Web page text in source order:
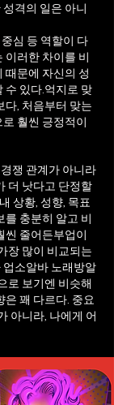
격의 일은 아니
심 등 역할이 다
이러한 차이를 비
때문에 자신의 성
수 있다. 억지로 맞
다, 처음부터 맞는
훨씬 긍정적이
쟁 관계가 아니라
더 낫다고 단정할
상황, 성향, 목표
를 충분히 알고 비
씬 줄어든부업이
장 많이 비교되는
소알바 노래방알
로 보기엔 비슷해
은 꽤 다르다. 중요
아니라, 나에게 어